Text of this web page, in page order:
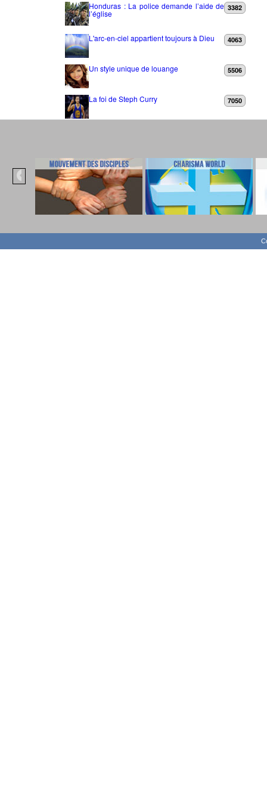
Honduras : La police demande l’aide de
l’église
3382
L'arc-en-ciel appartient toujours à Dieu 4063
Un style unique de louange 5506
La foi de Steph Curry 7050